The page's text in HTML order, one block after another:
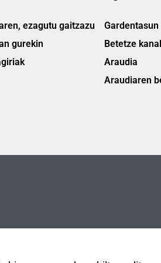
ezagutu gaitzazu
gurekin
Betetze
Araudia
Araudiaren